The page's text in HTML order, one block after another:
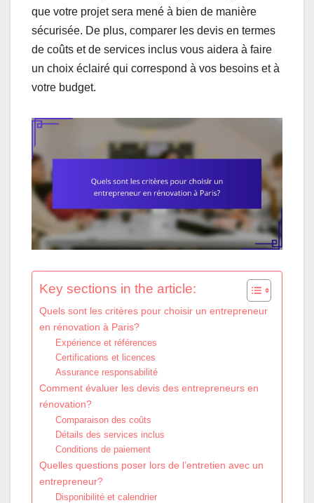
que votre projet sera mené à bien de manière
sécurisée. De plus, comparer les devis en termes
de coûts et de services inclus vous aidera à faire
un choix éclairé qui correspond à vos besoins et à
votre budget.
Key sections in the article:
Quels sont les critères pour choisir un entrepreneur
en rénovation à Paris?
Expérience et références
Certifications et licences
Assurance responsabilité
Comment évaluer les devis des entrepreneurs en
rénovation?
Comparaison des coûts
Détails des services inclus
Conditions de paiement
Quelles questions poser lors de l’entretien avec un
entrepreneur?
Disponibilité et calendrier